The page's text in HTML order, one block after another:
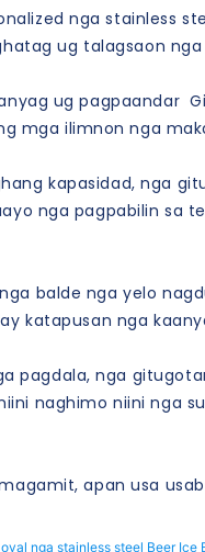
nga stainless
ug talagsaon
ug pagpaandar
mga ilimnon nga
kapasidad, nga
nga pagpabilin sa
balde nga yelo
katapusan nga
pagdala, nga
naghimo niini nga
apan usa